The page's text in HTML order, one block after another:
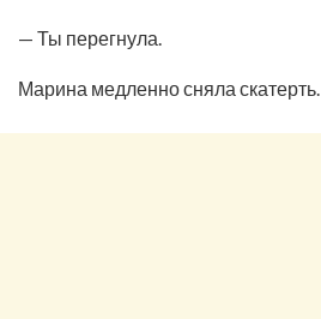
— Ты перегнула.
Марина медленно сняла скатерть.